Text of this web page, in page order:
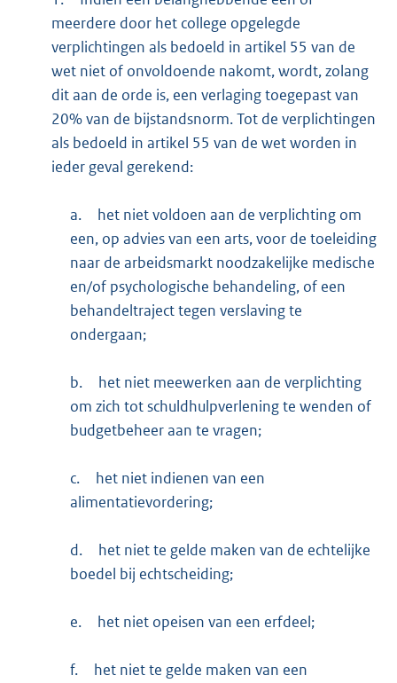
meerdere door het college opgelegde
verplichtingen als bedoeld in artikel 55 van de
wet niet of onvoldoende nakomt, wordt, zolang
dit aan de orde is, een verlaging toegepast van
20% van de bijstandsnorm. Tot de verplichtingen
als bedoeld in artikel 55 van de wet worden in
ieder geval gerekend:
a.
het niet voldoen aan de verplichting om
een, op advies van een arts, voor de toeleiding
naar de arbeidsmarkt noodzakelijke medische
en/of psychologische behandeling, of een
behandeltraject tegen verslaving te
ondergaan;
b.
het niet meewerken aan de verplichting
om zich tot schuldhulpverlening te wenden of
budgetbeheer aan te vragen;
c.
het niet indienen van een
alimentatievordering;
d.
het niet te gelde maken van de echtelijke
boedel bij echtscheiding;
e. het niet opeisen van een erfdeel;
f.
het niet te gelde maken van een